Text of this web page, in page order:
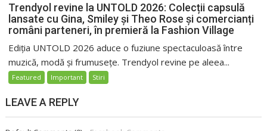
Trendyol revine la UNTOLD 2026: Colecții capsulă
lansate cu Gina, Smiley și Theo Rose și comercianți
români parteneri, în premieră la Fashion Village
Ediția UNTOLD 2026 aduce o fuziune spectaculoasă între
muzică, modă și frumusețe. Trendyol revine pe aleea...
Featured Important Stiri
LEAVE A REPLY